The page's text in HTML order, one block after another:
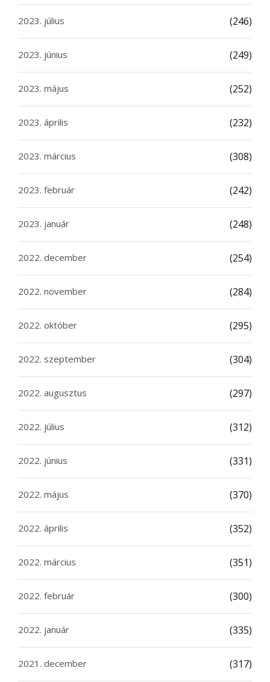
2023. július (246)
2023. június (249)
2023. május (252)
2023. április (232)
2023. március (308)
2023. február (242)
2023. január (248)
2022. december (254)
2022. november (284)
2022. október (295)
2022. szeptember (304)
2022. augusztus (297)
2022. július (312)
2022. június (331)
2022. május (370)
2022. április (352)
2022. március (351)
2022. február (300)
2022. január (335)
2021. december (317)